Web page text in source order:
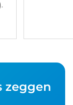
zeggen